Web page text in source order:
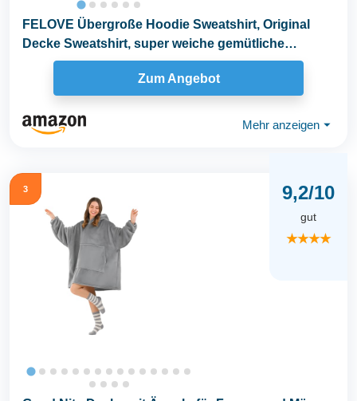
FELOVE Übergroße Hoodie Sweatshirt, Original
Decke Sweatshirt, super weiche gemütliche
warme...
Zum Angebot
Mehr anzeigen ⏷
3 9,2/10
gut
★★★★